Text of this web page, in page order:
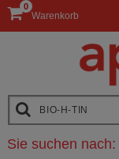
Warenkorb
0
Sie suchen nach: